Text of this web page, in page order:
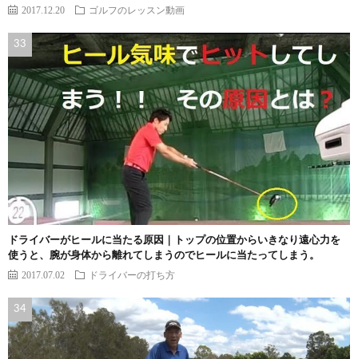
2017.12.20 ゴルフのレッスン動画
ドライバーがヒールに当たる原因｜トップの位置からいきなり遠心力を
使うと、腕が身体から離れてしまうのでヒールに当たってしまう。
2017.07.02 ドライバーの打ち方